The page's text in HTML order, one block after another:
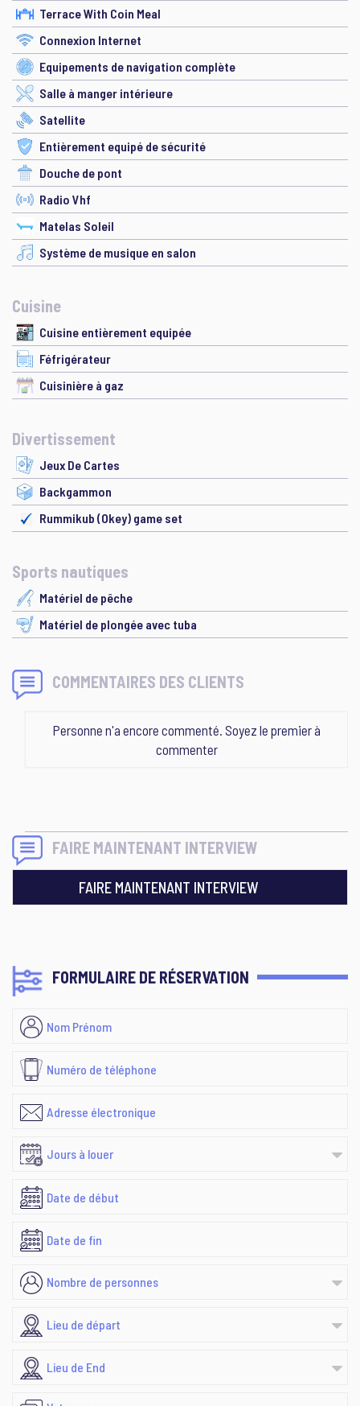
Terrace With Coin Meal
Connexion Internet
Equipements de navigation complète
Salle à manger intérieure
Satellite
Entièrement equipé de sécurité
Douche de pont
Radio Vhf
Matelas Soleil
Système de musique en salon
Cuisine
Cuisine entièrement equipée
Féfrigérateur
Cuisinière à gaz
Divertissement
Jeux De Cartes
Backgammon
Rummikub (Okey) game set
Sports nautiques
Matériel de pêche
Matériel de plongée avec tuba
COMMENTAIRES DES CLIENTS
Personne n'a encore commenté. Soyez le premier à
commenter
FAIRE MAINTENANT INTERVIEW
FAIRE MAINTENANT INTERVIEW
FORMULAIRE DE RÉSERVATION